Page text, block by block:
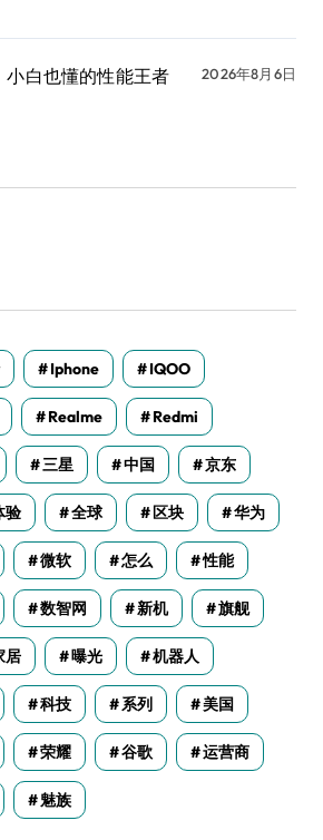
小白也懂的性能王者 2026年8月6日
Iphone IQOO
Realme Redmi
三星 中国 京东
验 全球 区块 华为
微软 怎么 性能
数智网 新机 旗舰
居 曝光 机器人
科技 系列 美国
荣耀 谷歌 运营商
魅族